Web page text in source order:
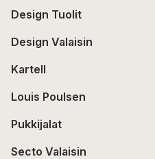
Design Tuolit
Design Valaisin
Kartell
Louis Poulsen
Pukkijalat
Secto Valaisin